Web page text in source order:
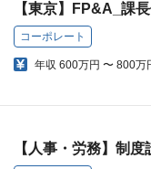
【東京】FP&A_課
コーポレート
年収 600万円 〜 800万
【人事・労務】制